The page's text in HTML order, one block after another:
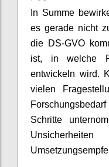
In Summe
es gerade nicht
die DS-GVO
ist, in welche
entwickeln wird.
vielen
Schritte